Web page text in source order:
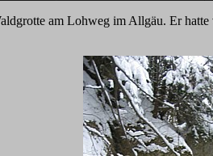
am Lohweg im Allgäu. Er